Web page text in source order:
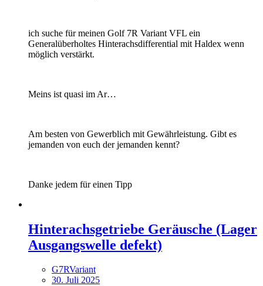
ich suche für meinen Golf 7R Variant VFL ein
Generalüberholtes Hinterachsdifferential mit Haldex wenn
möglich verstärkt.
Meins ist quasi im Ar…
Am besten von Gewerblich mit Gewährleistung. Gibt es
jemanden von euch der jemanden kennt?
Danke jedem für einen Tipp
Hinterachsgetriebe Geräusche (Lager
Ausgangswelle defekt)
G7RVariant
30. Juli 2025